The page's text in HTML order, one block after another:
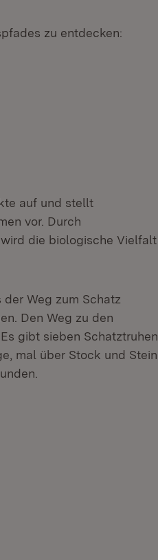
zu entdecken:
auf und stellt
vor. Durch
die biologische Vielfalt
Weg zum Schatz
Den Weg zu den
gibt sieben Schatztruhen
mal über Stock und Stein